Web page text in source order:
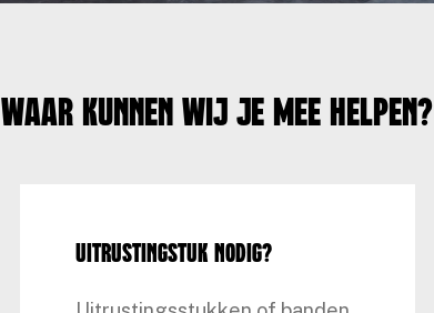
Waar kunnen wij je mee helpen?
Uitrustingstuk nodig?